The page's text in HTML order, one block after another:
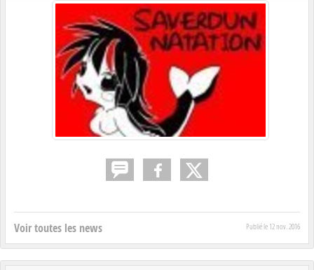
Voir toutes les news Publié le 12 nov. 2016